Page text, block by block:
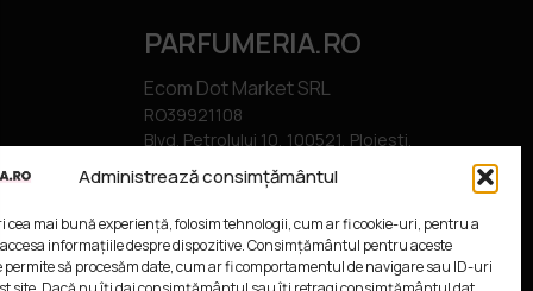
Administrează consimțământul
cea mai bună experiență, folosim tehnologii, cum ar fi cookie-uri, pentru a
accesa informațiile despre dispozitive. Consimțământul pentru aceste
permite să procesăm date, cum ar fi comportamentul de navigare sau ID-uri
PARFUMERIA.RO
Ecom Dot Market SRL
RO39921108
Blvd. Petrolului 10, 100521, Ploiesti,
Romania.